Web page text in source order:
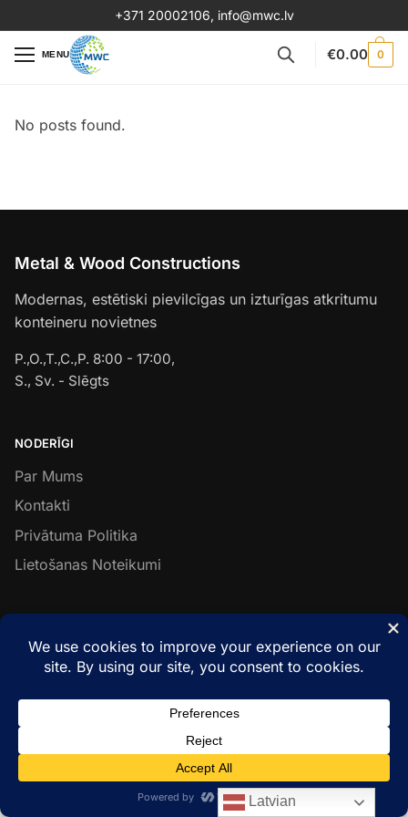
+371 20002106, info@mwc.lv
MENU €0.00 0
No posts found.
Metal & Wood Constructions
Modernas, estētiski pievilcīgas un izturīgas atkritumu
konteineru novietnes
P.,O.,T.,C.,P. 8:00 - 17:00,
S., Sv. - Slēgts
NODERĪGI
Par Mums
Kontakti
Privātuma Politika
Lietošanas Noteikumi
Facebook
© Metal & Wood Constructions 2026
Latvian